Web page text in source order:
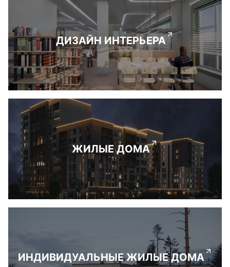
ДИЗАЙН ИНТЕРЬЕРА
ЖИЛЫЕ ДОМА
ИНДИВИДУАЛЬНЫЕ ЖИЛЫЕ ДОМА